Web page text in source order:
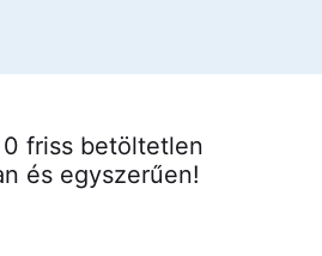
0 friss betöltetlen
és egyszerűen!